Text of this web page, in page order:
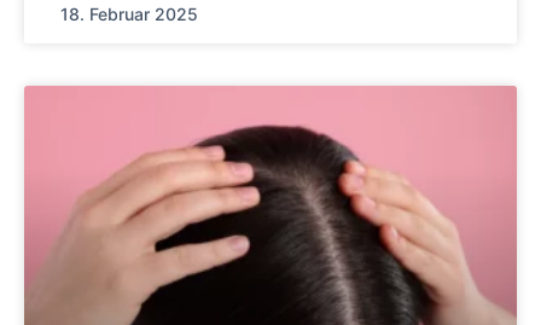
18. Februar 2025